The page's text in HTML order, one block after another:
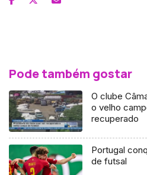
Pode também gostar
O clube
o velho
recuperado
Portugal
de futsal